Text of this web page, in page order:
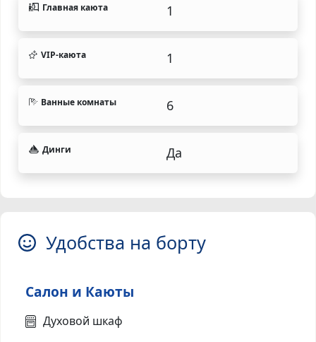
Главная каюта 1
VIP-каюта 1
Ванные комнаты 6
Динги Да
Удобства на борту
Салон и Каюты
Духовой шкаф